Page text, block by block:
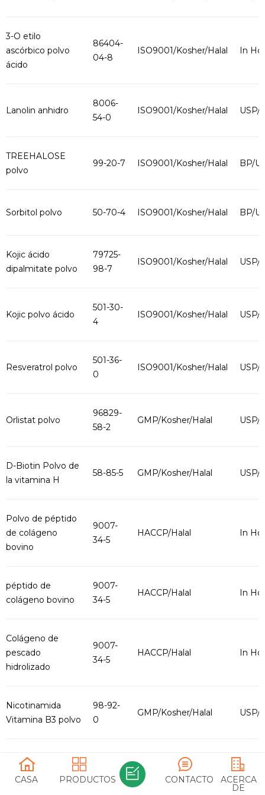
3-O etilo
ascórbico polvo
ácido
86404-
04-8
ISO9001/Kosher/Halal In
Lanolin anhidro
8006-
54-0
ISO9001/Kosher/Halal USP/
TREEHALOSE
polvo
99-20-7 ISO9001/Kosher/Halal BP/
Sorbitol polvo 50-70-4 ISO9001/Kosher/Halal BP/
Kojic ácido
dipalmitate polvo
79725-
98-7
ISO9001/Kosher/Halal USP/
Kojic polvo ácido
501-30-
4
ISO9001/Kosher/Halal USP/
Resveratrol polvo
501-36-
0
ISO9001/Kosher/Halal USP/
Orlistat polvo
96829-
58-2
GMP/Kosher/Halal USP/
D-Biotin Polvo de
la vitamina H
58-85-5 GMP/Kosher/Halal USP/
Polvo de péptido
de colágeno
bovino
9007-
34-5
HACCP/Halal In
péptido de
colágeno bovino
9007-
34-5
HACCP/Halal In
Colágeno de
pescado
hidrolizado
9007-
34-5
HACCP/Halal In
Nicotinamida
Vitamina B3 polvo
98-92-
0
GMP/Kosher/Halal USP/
beta Arbutin
polvo
ISO9001/Kosher/Halal
USP/
CASA
PRODUCTOS ACERCA
DE
CONTACTO